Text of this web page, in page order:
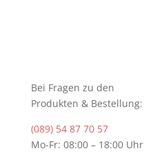
Bei Fragen zu den
Produkten & Bestellung:
(089) 54 87 70 57
Mo-Fr: 08:00 – 18:00 Uhr